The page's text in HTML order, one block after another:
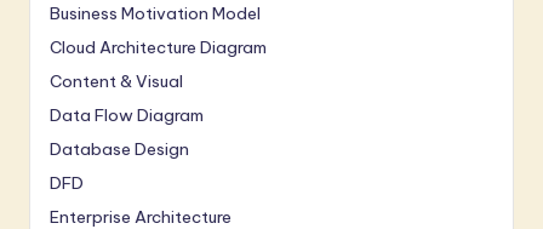
Business Motivation Model
Cloud Architecture Diagram
Content & Visual
Data Flow Diagram
Database Design
DFD
Enterprise Architecture